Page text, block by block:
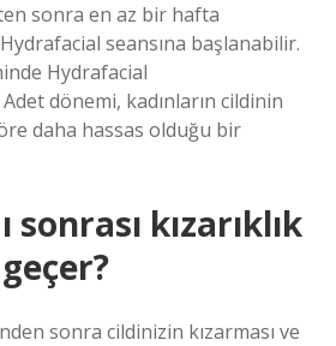
sonra en az bir hafta
seansına başlanabilir.
Hydrafacial
Adet dönemi, kadınların cildinin
daha hassas olduğu bir
sonrası kızarıklık
sonra cildinizin kızarması ve